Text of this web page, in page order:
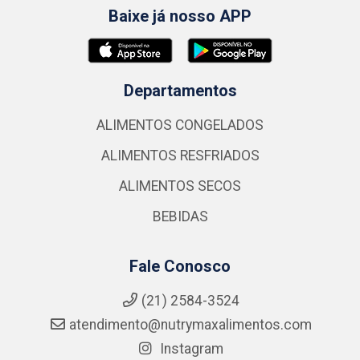
Baixe já nosso APP
Departamentos
ALIMENTOS CONGELADOS
ALIMENTOS RESFRIADOS
ALIMENTOS SECOS
BEBIDAS
Fale Conosco
(21) 2584-3524
atendimento@nutrymaxalimentos.com
Instagram